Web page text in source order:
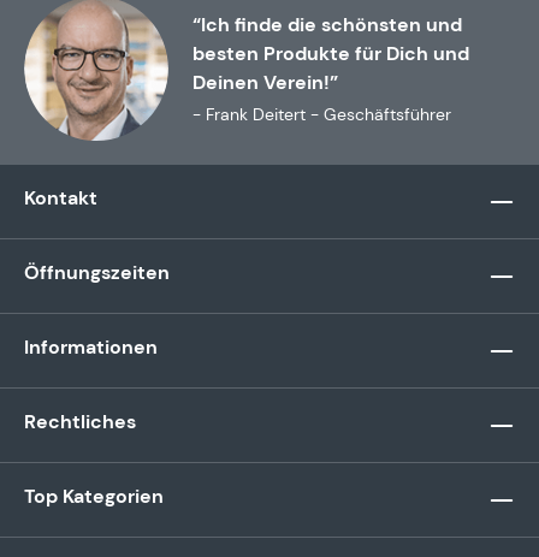
“Ich finde die schönsten und
besten Produkte für Dich und
Deinen Verein!”
- Frank Deitert - Geschäftsführer
Kontakt
Öffnungszeiten
Informationen
Rechtliches
Top Kategorien